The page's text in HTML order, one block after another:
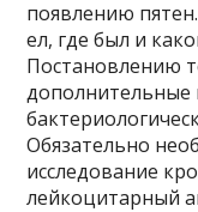
появлению
ел, где был и
Постановлению
дополнительные
Обязательно
исследование
лейкоцитарный